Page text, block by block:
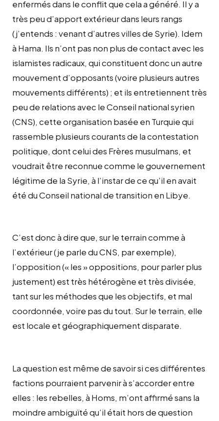
enfermés dans le conflit que cela a généré. Il y a
très peu d’apport extérieur dans leurs rangs
(j’entends : venant d’autres villes de Syrie). Idem
à Hama. Ils n’ont pas non plus de contact avec les
islamistes radicaux, qui constituent donc un autre
mouvement d’opposants (voire plusieurs autres
mouvements différents) ; et ils entretiennent très
peu de relations avec le Conseil national syrien
(CNS), cette organisation basée en Turquie qui
rassemble plusieurs courants de la contestation
politique, dont celui des Frères musulmans, et
voudrait être reconnue comme le gouvernement
légitime de la Syrie, à l’instar de ce qu’il en avait
été du Conseil national de transition en Libye.
C’est donc à dire que, sur le terrain comme à
l’extérieur (je parle du CNS, par exemple),
l’opposition (« les » oppositions, pour parler plus
justement) est très hétérogène et très divisée,
tant sur les méthodes que les objectifs, et mal
coordonnée, voire pas du tout. Sur le terrain, elle
est locale et géographiquement disparate.
La question est même de savoir si ces différentes
factions pourraient parvenir à s’accorder entre
elles : les rebelles, à Homs, m’ont affirmé sans la
moindre ambiguïté qu’il était hors de question